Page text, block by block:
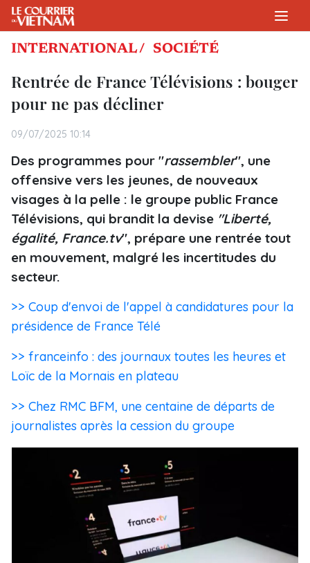
INTERNATIONAL / SOCIÉTÉ
Rentrée de France Télévisions : bouger
pour ne pas décliner
09/07/2025 10:14
Des programmes pour "rassembler", une
offensive vers les jeunes, de nouveaux
visages à la pelle : le groupe public France
Télévisions, qui brandit la devise "Liberté,
égalité, France.tv", prépare une rentrée tout
en mouvement, malgré les incertitudes du
secteur.
>> Coup d'envoi de l'appel à candidatures pour la
présidence de France Télé
>> franceinfo : des journaux toutes les heures et
Loïc de la Mornais en plateau
>> Chez RMC BFM, une centaine de départs de
journalistes après la cession du groupe